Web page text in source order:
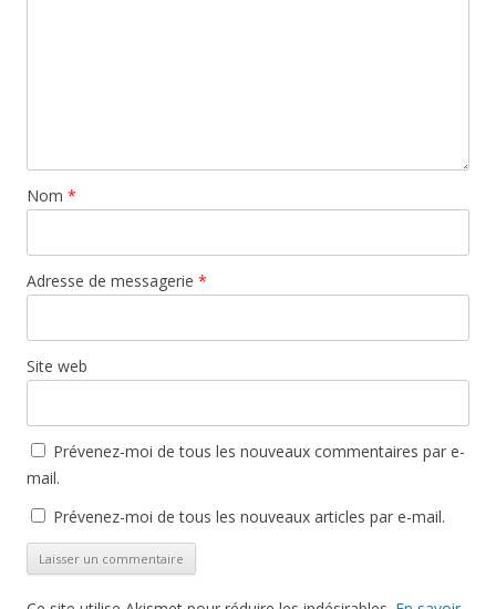
Nom *
Adresse de messagerie *
Site web
Prévenez-moi de tous les nouveaux commentaires par e-
mail.
Prévenez-moi de tous les nouveaux articles par e-mail.